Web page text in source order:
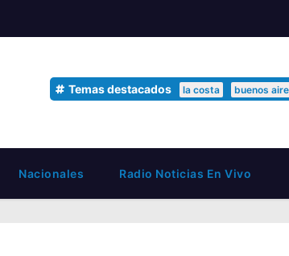
Temas destacados la costa buenos
Nacionales Radio Noticias En Vivo